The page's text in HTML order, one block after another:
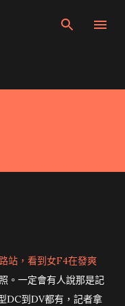
站，看到女F4在發爽
。一定會有人說那是記
DC到DV都有，記者拿